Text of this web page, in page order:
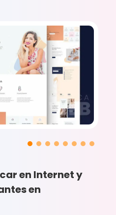
en Internet y
en